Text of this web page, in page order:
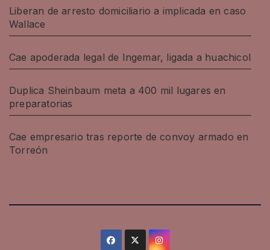
Liberan de arresto domiciliario a implicada en caso
Wallace
Cae apoderada legal de Ingemar, ligada a huachicol
Duplica Sheinbaum meta a 400 mil lugares en
preparatorias
Cae empresario tras reporte de convoy armado en
Torreón